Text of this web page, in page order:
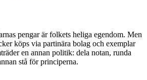
pengar är folkets heliga egendom. Men
köps via partinära bolag och exemplar
en annan politik: dela notan, runda
stå för principerna.